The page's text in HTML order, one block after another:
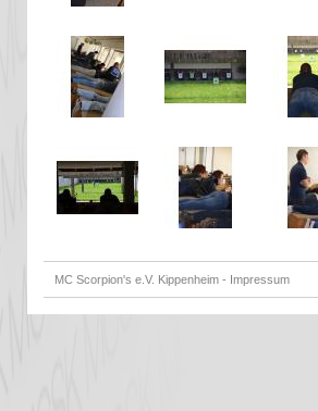
MC Scorpion's e.V. Kippenheim - Impressum